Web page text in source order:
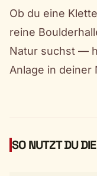
Ob du eine
reine
Natur suchst —
Anlage in deiner
SO NUTZT DU